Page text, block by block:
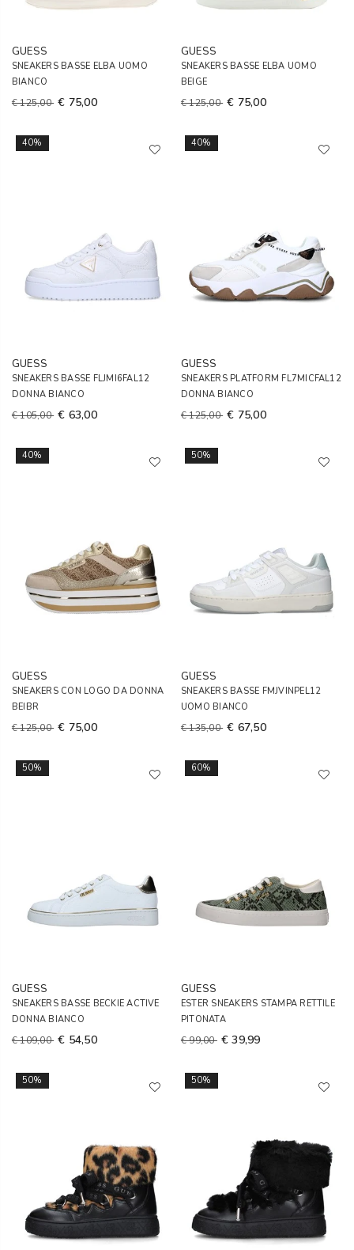
GUESS
SNEAKERS BASSE ELBA UOMO
BIANCO
€ 125,00 € 75,00
GUESS
SNEAKERS BASSE ELBA UOMO
BEIGE
€ 125,00 € 75,00
40%
GUESS
SNEAKERS BASSE FLJMI6FAL12
DONNA BIANCO
€ 105,00 € 63,00
40%
GUESS
SNEAKERS PLATFORM FL7MICFAL12
DONNA BIANCO
€ 125,00 € 75,00
40%
GUESS
SNEAKERS CON LOGO DA DONNA
BEIBR
€ 125,00 € 75,00
50%
GUESS
SNEAKERS BASSE FMJVINPEL12
UOMO BIANCO
€ 135,00 € 67,50
50%
GUESS
SNEAKERS BASSE BECKIE ACTIVE
DONNA BIANCO
€ 109,00 € 54,50
60%
GUESS
ESTER SNEAKERS STAMPA RETTILE
PITONATA
€ 99,00 € 39,99
50% 50%